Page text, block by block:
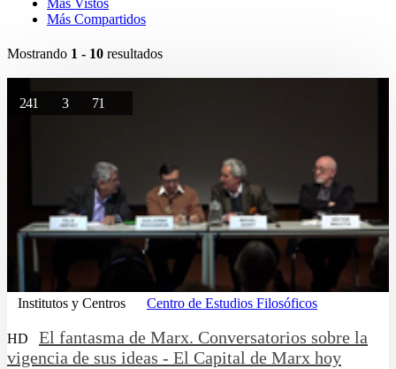
Más Vistos
Más Compartidos
Mostrando 1 - 10 resultados
241 3 71
Institutos y Centros Centro de Estudios Filosóficos
HD
El fantasma de Marx. Conversatorios sobre la
vigencia de sus ideas - El Capital de Marx hoy